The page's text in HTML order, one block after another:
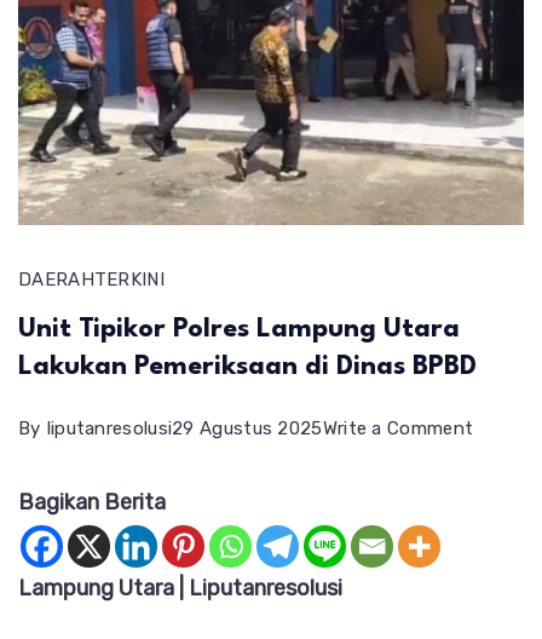
DAERAHTERKINI
Unit Tipikor Polres Lampung Utara
Lakukan Pemeriksaan di Dinas BPBD
By liputanresolusi29 Agustus 2025Write a Comment
Bagikan Berita
Lampung Utara | Liputanresolusi